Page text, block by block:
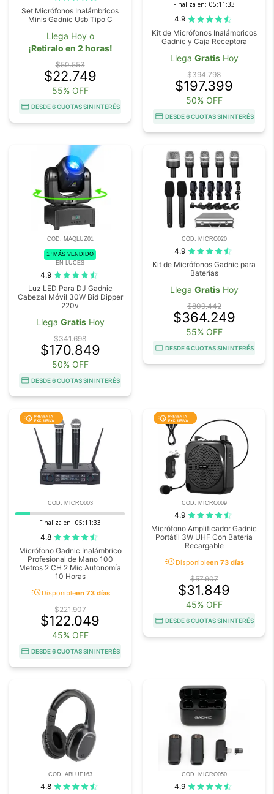
Set Micrófonos Inalámbricos
Minis Gadnic Usb Tipo C
Llega Hoy o
¡Retiralo en 2 horas!
$50.553
$22.749
55% OFF
DESDE 6 CUOTAS SIN INTERÉS
Finaliza en: 05:11:32
4.9
Kit de Micrófonos Inalámbricos
Gadnic y Caja Receptora
Llega GratisHoy
$394.798
$197.399
50% OFF
DESDE 6 CUOTAS SIN INTERÉS
COD. MAQLUZ01
1º MÁS VENDIDO
EN LUCES
4.9
Luz LED Para DJ Gadnic
Cabezal Móvil 30W Bid Dipper
220v
Llega GratisHoy
$341.698
$170.849
50% OFF
DESDE 6 CUOTAS SIN INTERÉS
COD. MICRO020
4.9
Kit de Micrófonos Gadnic para
Baterías
Llega GratisHoy
$809.442
$364.249
55% OFF
DESDE 6 CUOTAS SIN INTERÉS
COD. MICRO003
Finaliza en: 05:11:32
4.8
Micrófono Gadnic Inalámbrico
Profesional de Mano 100
Metros 2 CH 2 Mic Autonomía
10 Horas
acuteDisponibleen 73 días
$221.907
$122.049
45% OFF
DESDE 6 CUOTAS SIN INTERÉS
COD. MICRO009
4.9
Micrófono Amplificador Gadnic
Portátil 3W UHF Con Batería
Recargable
acuteDisponibleen 73 días
$57.907
$31.849
45% OFF
DESDE 6 CUOTAS SIN INTERÉS
COD. ABLUE163
4.8
COD. MICRO050
4.9